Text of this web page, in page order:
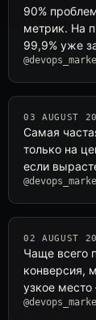
90%
метрик. На
99,9% уже
03 AUGUST
Самая
только на
если
02 AUGUST
Чаще всего
конверсия,
узкое